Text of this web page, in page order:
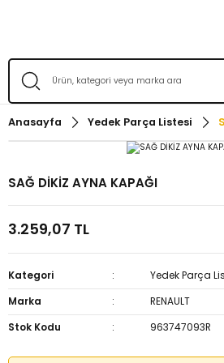
Anasayfa Yedek Parça Listesi
SAĞ DİKİZ AYNA KAPAĞI
3.259,07 TL
Kategori
Yedek Parça
Marka
RENAULT
Stok Kodu
963747093R